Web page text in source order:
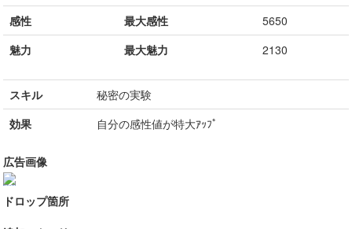
感性
最大感性
5650
魅力
最大魅力 2130
スキル
秘密の実験
効果
自分の感性値が特大ｱｯﾌﾟ
広告画像
ドロップ箇所